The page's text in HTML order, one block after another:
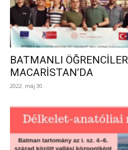
BATMANLI ÖĞRENCİLER
MACARİSTAN’DA
2022. máj 30.